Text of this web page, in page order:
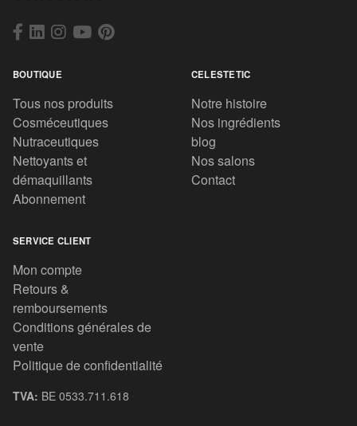
BOUTIQUE
Tous nos produits
Cosméceutiques
Nutraceutiques
Nettoyants et
démaquillants
Abonnement
CELESTETIC
Notre histoire
Nos ingrédients
blog
Nos salons
Contact
SERVICE CLIENT
Mon compte
Retours &
remboursements
Conditions générales de
vente
Politique de confidentialité
TVA: BE 0533.711.618